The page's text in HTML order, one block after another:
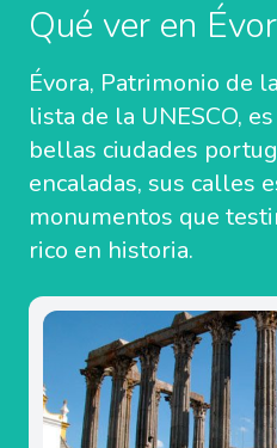
Qué ver en
Évora, Patrimonio de
lista de la UNESCO,
bellas ciudades
encaladas, sus calles
monumentos que
rico en historia.